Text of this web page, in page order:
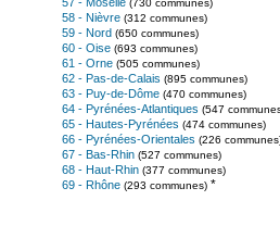
(730 communes)
58 - Nièvre (312 communes)
59 - Nord (650 communes)
60 - Oise (693 communes)
61 - Orne (505 communes)
62 - Pas-de-Calais (895 communes)
63 - Puy-de-Dôme (470 communes)
64 - Pyrénées-Atlantiques (547
65 - Hautes-Pyrénées (474 communes)
66 - Pyrénées-Orientales (226
67 - Bas-Rhin (527 communes)
68 - Haut-Rhin (377 communes)
69 - Rhône (293 communes) *